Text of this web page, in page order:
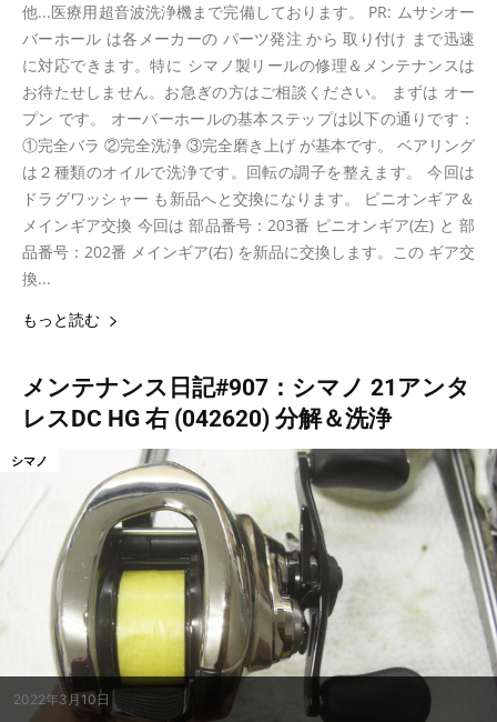
他...医療用超音波洗浄機まで完備しております。 PR: ムサシオー
バーホール は各メーカーの パーツ発注 から 取り付け まで迅速
に対応できます。特に シマノ製リールの修理＆メンテナンスは
お待たせしません。お急ぎの方はご相談ください。 まずは オー
プン です。 オーバーホールの基本ステップは以下の通りです：
①完全バラ ②完全洗浄 ③完全磨き上げ が基本です。 ベアリング
は２種類のオイルで洗浄です。回転の調子を整えます。 今回は
ドラグワッシャー も新品へと交換になります。 ピニオンギア＆
メインギア交換 今回は 部品番号：203番 ピニオンギア(左) と 部
品番号：202番 メインギア(右) を新品に交換します。この ギア交
換...
もっと読む
メンテナンス日記#907：シマノ 21アンタ
レスDC HG 右 (042620) 分解＆洗浄
2022年3月10日
シマノ